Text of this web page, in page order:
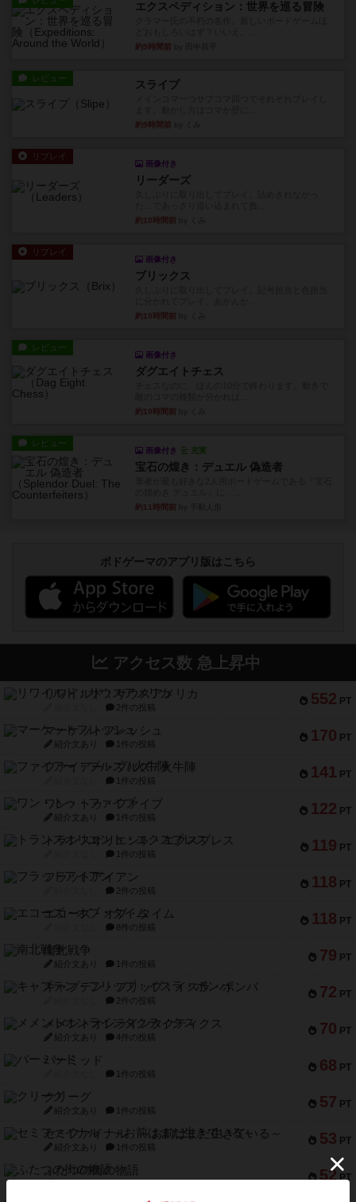
エクスペディション：世界を巡る冒険
約9時間前
レビュー スライプ
約9時間前
リプレイ
画像付き
リーダーズ
約10時間前
リプレイ
画像付き
ブリックス
約10時間前
レビュー
画像付き
ダグエイトチェス
約10時間前
レビュー
画像付き 充実
宝石の煌き：デュエル 偽造者
約11時間前
ボドゲーマのアプリ版はこちら
アクセス数 急上昇中
552 PT
リワイルド：サウスアメリカ
2件の投稿
170 PT
マーケットフレッシュ
紹介文あり 1件の投稿
141 PT
ファイアー・ブルズ / 火牛陣
1件の投稿
122 PT
ワン・トゥ・ファイブ
紹介文あり 1件の投稿
119 PT
トランスオリエント・エクスプレス
1件の投稿
118 PT
フラットアイアン
2件の投稿
118 PT
エコーズ・オブ・タイム
8件の投稿
79 PT
南北戦争
紹介文あり 1件の投稿
72 PT
キャプテン・フリップ：イスラ・ボンバ
2件の投稿
70 PT
メメントオンラインタクティクス
紹介文あり 4件の投稿
68 PT
パーミッド
1件の投稿
57 PT
クリーグ
紹介文あり 1件の投稿
53 PT
セミファイナル ～お前はまだ生きている～
紹介文あり 1件の投稿
52 PT
ふたつの街の物語